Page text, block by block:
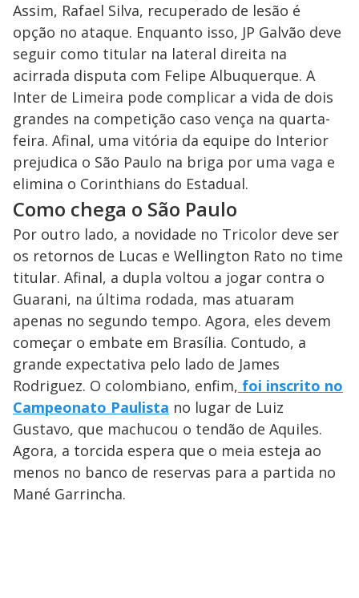
Assim, Rafael Silva, recuperado de lesão é
opção no ataque. Enquanto isso, JP Galvão deve
seguir como titular na lateral direita na
acirrada disputa com Felipe Albuquerque. A
Inter de Limeira pode complicar a vida de dois
grandes na competição caso vença na quarta-
feira. Afinal, uma vitória da equipe do Interior
prejudica o São Paulo na briga por uma vaga e
elimina o Corinthians do Estadual.
Como chega o São Paulo
Por outro lado, a novidade no Tricolor deve ser
os retornos de Lucas e Wellington Rato no time
titular. Afinal, a dupla voltou a jogar contra o
Guarani, na última rodada, mas atuaram
apenas no segundo tempo. Agora, eles devem
começar o embate em Brasília. Contudo, a
grande expectativa pelo lado de James
Rodriguez. O colombiano, enfim, foi inscrito no
Campeonato Paulista no lugar de Luiz
Gustavo, que machucou o tendão de Aquiles.
Agora, a torcida espera que o meia esteja ao
menos no banco de reservas para a partida no
Mané Garrincha.